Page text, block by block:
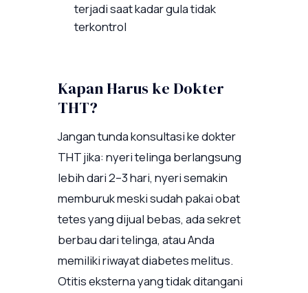
terjadi saat kadar gula tidak
terkontrol
Kapan Harus ke Dokter
THT?
Jangan tunda konsultasi ke dokter
THT jika: nyeri telinga berlangsung
lebih dari 2–3 hari, nyeri semakin
memburuk meski sudah pakai obat
tetes yang dijual bebas, ada sekret
berbau dari telinga, atau Anda
memiliki riwayat diabetes melitus.
Otitis eksterna yang tidak ditangani